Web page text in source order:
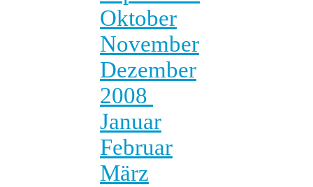
Oktober
November
Dezember
2008
Januar
Februar
März